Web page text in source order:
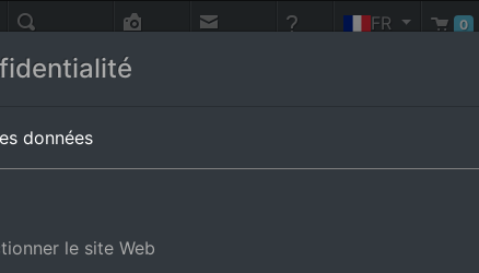
vol
FR 0
données
le site Web